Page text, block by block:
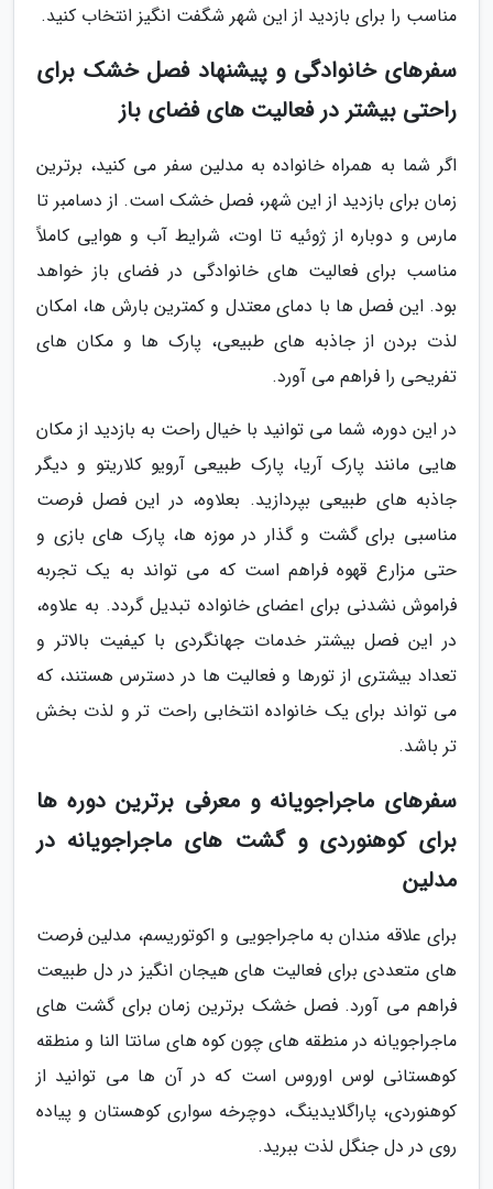
مناسب را برای بازدید از این شهر شگفت انگیز انتخاب کنید.
سفرهای خانوادگی و پیشنهاد فصل خشک برای
راحتی بیشتر در فعالیت های فضای باز
اگر شما به همراه خانواده به مدلین سفر می کنید، برترین
زمان برای بازدید از این شهر، فصل خشک است. از دسامبر تا
مارس و دوباره از ژوئیه تا اوت، شرایط آب و هوایی کاملاً
مناسب برای فعالیت های خانوادگی در فضای باز خواهد
بود. این فصل ها با دمای معتدل و کمترین بارش ها، امکان
لذت بردن از جاذبه های طبیعی، پارک ها و مکان های
تفریحی را فراهم می آورد.
در این دوره، شما می توانید با خیال راحت به بازدید از مکان
هایی مانند پارک آریا، پارک طبیعی آرویو کلاریتو و دیگر
جاذبه های طبیعی بپردازید. بعلاوه، در این فصل فرصت
مناسبی برای گشت و گذار در موزه ها، پارک های بازی و
حتی مزارع قهوه فراهم است که می تواند به یک تجربه
فراموش نشدنی برای اعضای خانواده تبدیل گردد. به علاوه،
در این فصل بیشتر خدمات جهانگردی با کیفیت بالاتر و
تعداد بیشتری از تورها و فعالیت ها در دسترس هستند، که
می تواند برای یک خانواده انتخابی راحت تر و لذت بخش
تر باشد.
سفرهای ماجراجویانه و معرفی برترین دوره ها
برای کوهنوردی و گشت های ماجراجویانه در
مدلین
برای علاقه مندان به ماجراجویی و اکوتوریسم، مدلین فرصت
های متعددی برای فعالیت های هیجان انگیز در دل طبیعت
فراهم می آورد. فصل خشک برترین زمان برای گشت های
ماجراجویانه در منطقه های چون کوه های سانتا النا و منطقه
کوهستانی لوس اوروس است که در آن ها می توانید از
کوهنوردی، پاراگلایدینگ، دوچرخه سواری کوهستان و پیاده
روی در دل جنگل لذت ببرید.